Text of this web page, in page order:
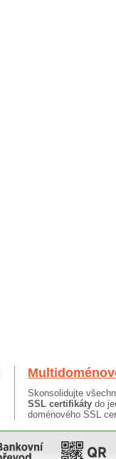
Skonsolidujte
SSL certifikáty do
doménového SSL